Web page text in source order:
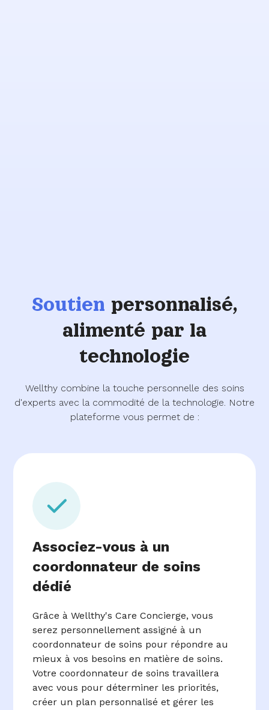
Soutien personnalisé,
alimenté par la
technologie
Wellthy combine la touche personnelle des soins
d'experts avec la commodité de la technologie. Notre
plateforme vous permet de :
Associez-vous à un
coordonnateur de soins
dédié
Grâce à Wellthy's Care Concierge, vous
serez personnellement assigné à un
coordonnateur de soins pour répondre au
mieux à vos besoins en matière de soins.
Votre coordonnateur de soins travaillera
avec vous pour déterminer les priorités,
créer un plan personnalisé et gérer les